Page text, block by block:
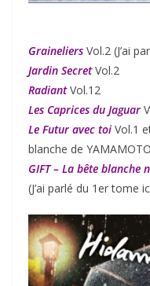
Graineliers Vol.2 (J’ai
Jardin SecretVol.2
RadiantVol.12
Les Caprices du Jaguar
Le Futur avec toi Vol.1
blanche de
GIFT – La bête blanche
(J’ai parlé du 1er tome